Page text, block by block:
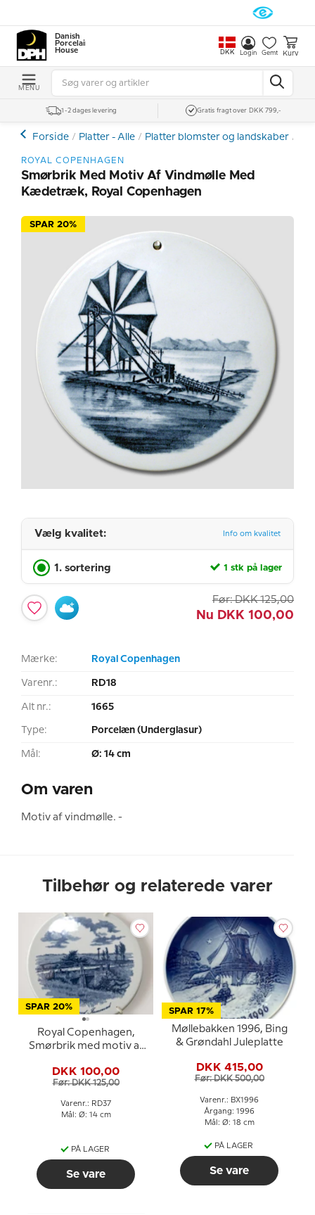
Danish
Porcelain
House
DKK Login Gemt Kurv
MENU
1-2 dages levering Gratis fragt over DKK 799,-
Forside Platter - Alle Platter blomster og landskaber
ROYAL COPENHAGEN
Smørbrik Med Motiv Af Vindmølle Med
Kædetræk, Royal Copenhagen
SPAR 20%
Vælg kvalitet: Info om kvalitet
1. sortering 1 stk på lager
Før: DKK 125,00
Nu DKK 100,00
Mærke: Royal Copenhagen
Varenr.: RD18
Alt nr.: 1665
Type: Porcelæn (Underglasur)
Mål: Ø: 14 cm
Om varen
Motiv af vindmølle. -
Tilbehør og relaterede varer
SPAR 20%
Royal Copenhagen,
Smørbrik med motiv af
DKK 100,00
Før: DKK 125,00
Varenr.: RD37
Mål: Ø: 14 cm
PÅ LAGER
Se vare
SPAR 17%
Møllebakken 1996, Bing
& Grøndahl Juleplatte
DKK 415,00
Før: DKK 500,00
Varenr.: BX1996
Årgang: 1996
Mål: Ø: 18 cm
PÅ LAGER
Se vare